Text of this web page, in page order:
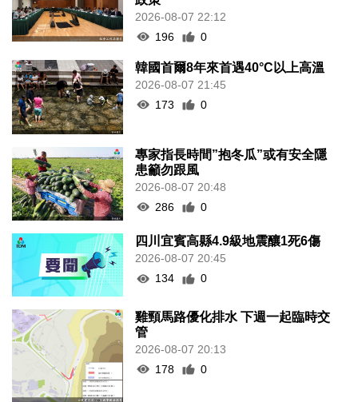
2026-08-07 22:12
196
0
韓國首爾8年來首遇40°C以上高溫
2026-08-07 21:45
173
0
專家指長時間”抱冬瓜”或有安全隱
患籲勿跟風
2026-08-07 20:48
286
0
四川宜賓高縣4.9級地震釀1死6傷
2026-08-07 20:45
134
0
雞頸馬路優化排水 下週一起臨時交
管
2026-08-07 20:13
178
0